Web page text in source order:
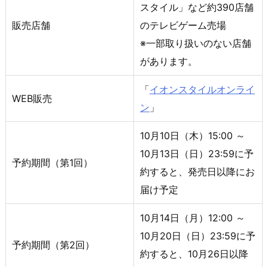
販売店舗
スタイル」など約390店舗
のテレビゲーム売場
※一部取り扱いのない店舗
があります。
WEB販売
「イオンスタイルオンライ
ン 」
予約期間（第1回）
10月10日（木）15:00 ～
10月13日（日）23:59に予
約すると、発売日以降にお
届け予定
予約期間（第2回）
10月14日（月）12:00 ～
10月20日（日）23:59に予
約すると、10月26日以降